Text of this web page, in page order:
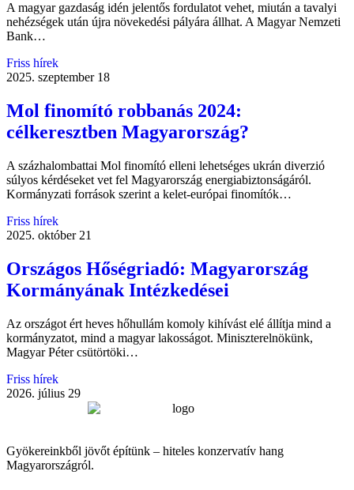
A magyar gazdaság idén jelentős fordulatot vehet, miután a tavalyi
nehézségek után újra növekedési pályára állhat. A Magyar Nemzeti
Bank…
Friss hírek
2025. szeptember 18
Mol finomító robbanás 2024:
célkeresztben Magyarország?
A százhalombattai Mol finomító elleni lehetséges ukrán diverzió
súlyos kérdéseket vet fel Magyarország energiabiztonságáról.
Kormányzati források szerint a kelet-európai finomítók…
Friss hírek
2025. október 21
Országos Hőségriadó: Magyarország
Kormányának Intézkedései
Az országot ért heves hőhullám komoly kihívást elé állítja mind a
kormányzatot, mind a magyar lakosságot. Miniszterelnökünk,
Magyar Péter csütörtöki…
Friss hírek
2026. július 29
Gyökereinkből jövőt építünk – hiteles konzervatív hang
Magyarországról.